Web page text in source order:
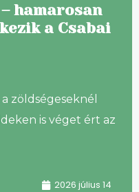
hamarosan
a Csabai
zöldségeseknél
is véget ért az
2026 július 14